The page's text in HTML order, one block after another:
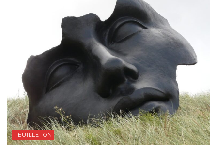
FEUILLETON